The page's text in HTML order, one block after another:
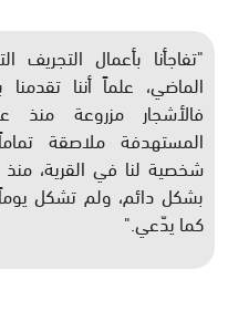
"تفاجأنا بأعمال
الماضي، علماً أننا تقدمنا
فالأشجار مزروعة منذ
المستهدفة ملاصقة
شخصية لنا في القرية، منذ
بشكل دائم، ولم تشكل
كما يدّعي."